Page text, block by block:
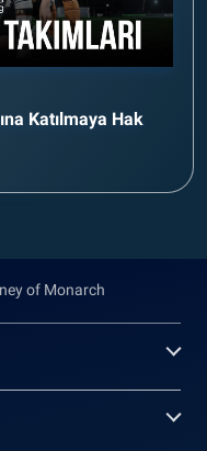
Katılmaya Hak
of Monarch